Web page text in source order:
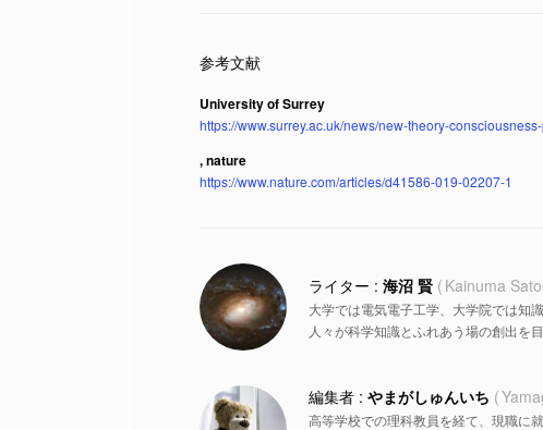
University of Surrey
https://www.surrey.ac.uk/news/new-theory-
, nature
https://www.nature.com/articles/d41586-019-02207-1
海沼 賢 Kainuma
大学では電気電子工学、大学院では知
人々が科学知識とふれあう場の創出を
やまがしゅんいち
高等学校での理科教員を経て、現職に